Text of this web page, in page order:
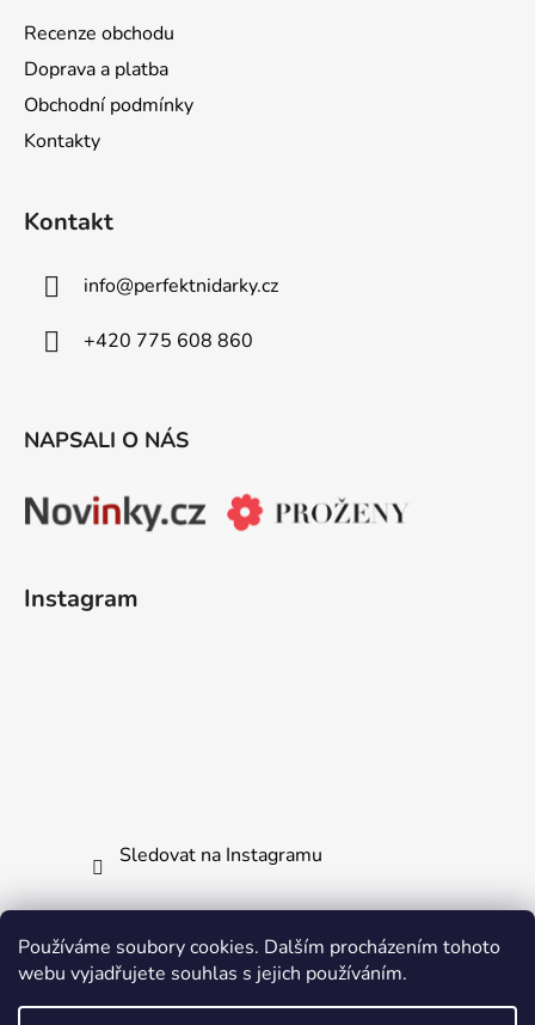
Používáme soubory cookies. Dalším procházením tohoto
webu vyjadřujete souhlas s jejich používáním.
Recenze obchodu
Doprava a platba
Obchodní podmínky
Kontakty
Kontakt
info@perfektnidarky.cz
+420 775 608 860
NAPSALI O NÁS
Instagram
Sledovat na Instagramu
Jak vrátit či reklamovat zboží Všechny naše produkty
Ochrana osobních údajů